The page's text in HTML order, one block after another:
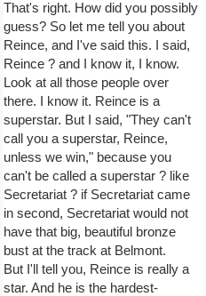
That's right. How did you possibly
guess? So let me tell you about
Reince, and I've said this. I said,
Reince ? and I know it, I know.
Look at all those people over
there. I know it. Reince is a
superstar. But I said, "They can't
call you a superstar, Reince,
unless we win," because you
can't be called a superstar ? like
Secretariat ? if Secretariat came
in second, Secretariat would not
have that big, beautiful bronze
bust at the track at Belmont.
But I'll tell you, Reince is really a
star. And he is the hardest-